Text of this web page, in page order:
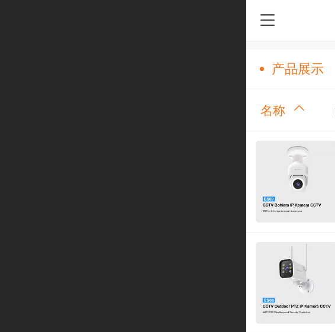
产品展示
名称